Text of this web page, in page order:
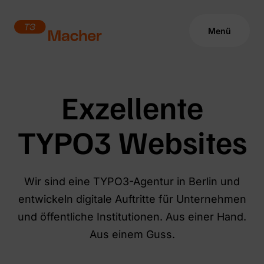
Menü
Exzellente
TYPO3 Websites
Wir sind eine TYPO3-Agentur in Berlin und
entwickeln digitale Auftritte für Unternehmen
und öffentliche Institutionen. Aus einer Hand.
Aus einem Guss.